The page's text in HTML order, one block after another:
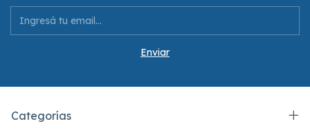
Categorías